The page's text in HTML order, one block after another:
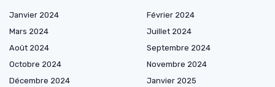
Janvier 2024
Février 2024
Mars 2024
Juillet 2024
Août 2024
Septembre 2024
Octobre 2024
Novembre 2024
Décembre 2024
Janvier 2025